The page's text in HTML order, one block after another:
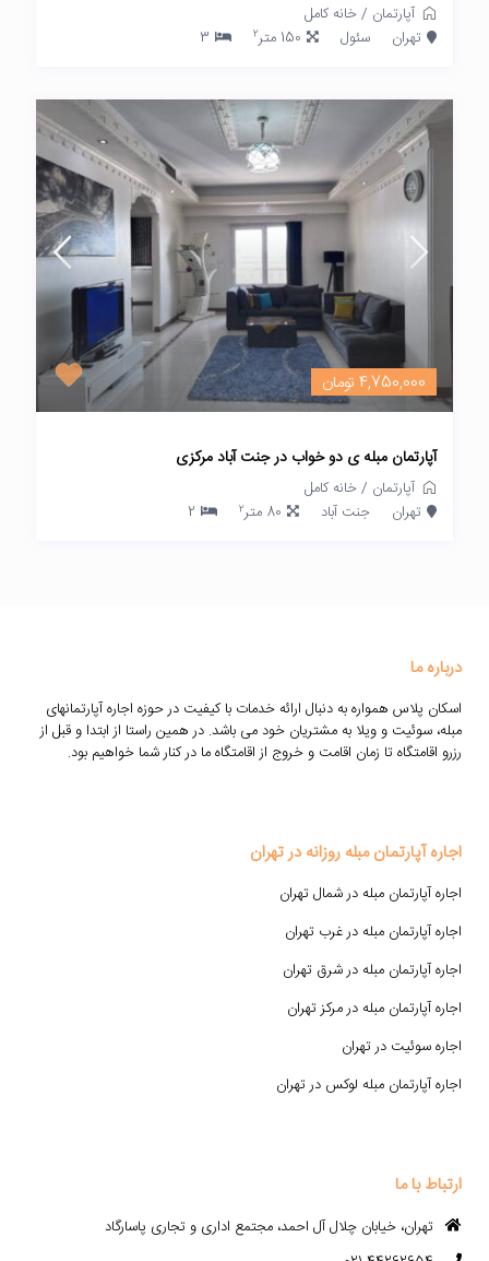
آپارتمان /خانه کامل
تهران
سئول 150 متر 2
3
4,750,000 تومان
آپارتمان مبله ی دو خواب در جنت آباد مرکزی
آپارتمان /خانه کامل
تهران
جنت آباد 80 متر 2
2
درباره ما
اسکان پلاس همواره به دنبال ارائه خدمات با کیفیت در حوزه اجاره آپارتمانهای
مبله، سوئیت و ویلا به مشتریان خود می باشد. در همین راستا از ابتدا و قبل از
رزرو اقامتگاه تا زمان اقامت و خروج از اقامتگاه ما در کنار شما خواهیم بود.
اجاره آپارتمان مبله روزانه در تهران
اجاره آپارتمان مبله در شمال تهران
اجاره آپارتمان مبله در غرب تهران
اجاره آپارتمان مبله در شرق تهران
اجاره آپارتمان مبله در مرکز تهران
اجاره سوئیت در تهران
اجاره آپارتمان مبله لوکس در تهران
ارتباط با ما
تهران، خیابان چلال آل احمد، مجتمع اداری و تجاری پاسارگاد